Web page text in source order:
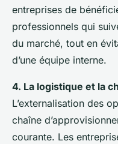
entreprises de
professionnels qui
du marché, tout en
d’une équipe interne.
4. La logistique et la
L’externalisation des
chaîne
courante. Les